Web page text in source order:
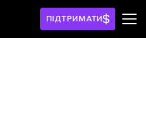
ПІДТРИМАТИ